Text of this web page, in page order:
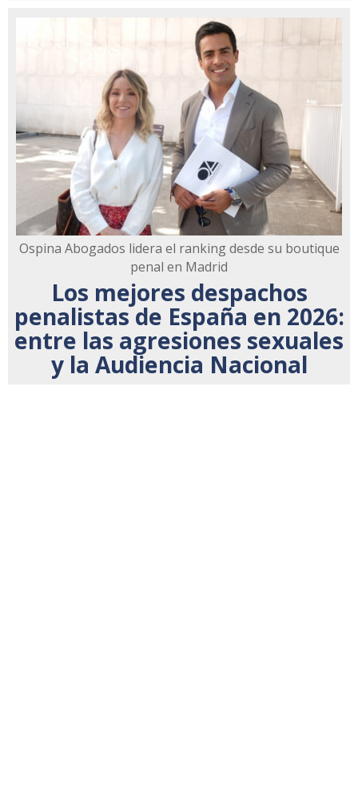
Ospina Abogados lidera el ranking desde su boutique
penal en Madrid
Los mejores despachos
penalistas de España en 2026:
entre las agresiones sexuales
y la Audiencia Nacional